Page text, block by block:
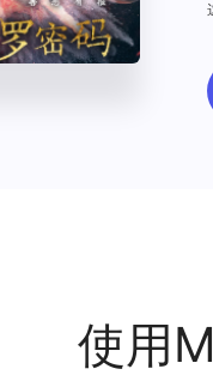
使用